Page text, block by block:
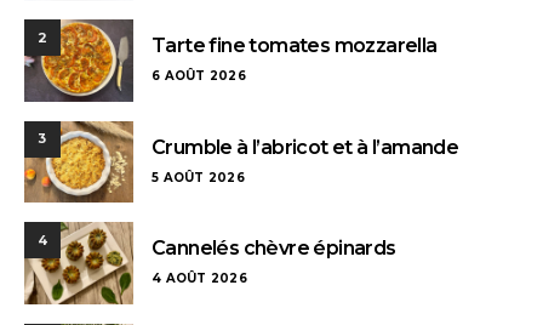
2 Tarte fine tomates mozzarella
6 AOÛT 2026
3 Crumble à l’abricot et à l’amande
5 AOÛT 2026
4 Cannelés chèvre épinards
4 AOÛT 2026